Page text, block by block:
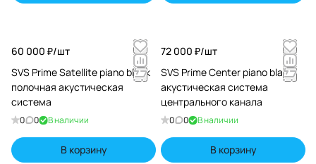
60 000 ₽/шт
SVS Prime Satellite piano black
полочная акустическая
система
0 0 В наличии
В корзину
72 000 ₽/шт
SVS Prime Center piano black
акустическая система
центрального канала
0 0 В наличии
В корзину